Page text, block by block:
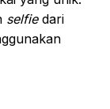
selfie dari